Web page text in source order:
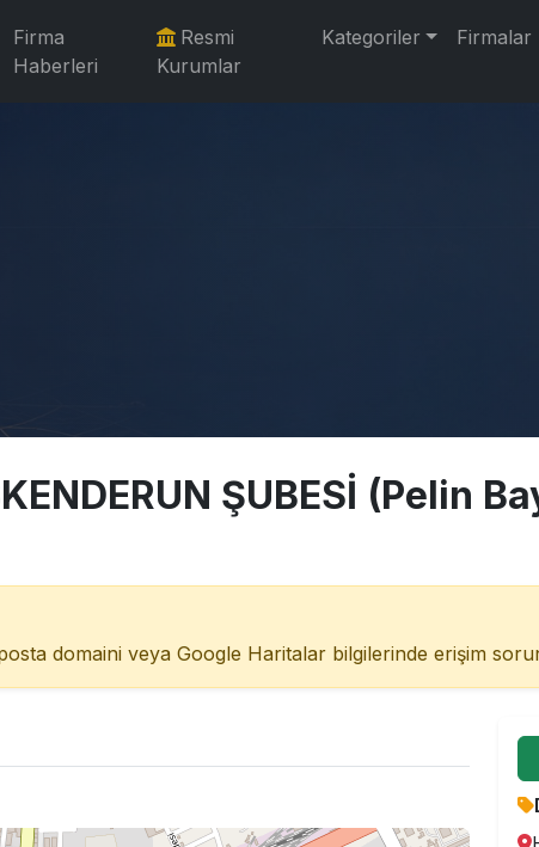
Firma
Haberleri
Resmi
Kurumlar
Kategoriler Firmalar
ŞUBESİ (Pelin
domaini veya Google Haritalar bilgilerinde erişim